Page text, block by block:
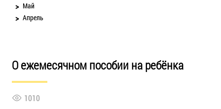
Май
Апрель
О ежемесячном пособии на ребёнка
1010